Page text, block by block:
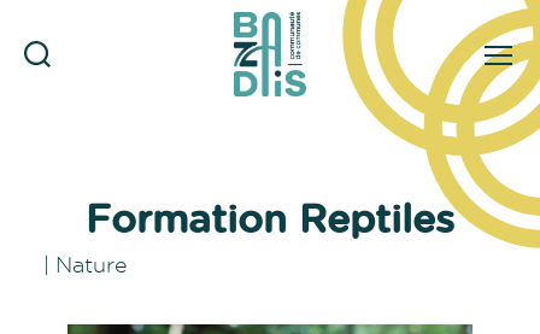
Menu
Formation Reptiles
| Nature